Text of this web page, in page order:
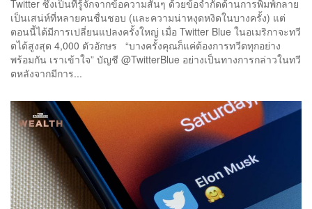
Twitter ซึ่งเป็นที่รู้จักจากข้อความสั้นๆ ด้วยข้อจำกัดด้านการพิมพ์กลาย
เป็นเสน่ห์ที่หลายคนชื่นชอบ (และความน่าหงุดหงิดในบางครั้ง) แต่
ตอนนี้ได้มีการเปลี่ยนแปลงครั้งใหญ่ เมื่อ Twitter Blue ในอเมริกาจะทวี
ตได้สูงสุด 4,000 ตัวอักษร “บางครั้งคุณก็แค่ต้องการทวีตทุกอย่าง
พร้อมกัน เราเข้าใจ” บัญชี @TwitterBlue อย่างเป็นทางการกล่าวในทวี
ตหลังจากมีการ...